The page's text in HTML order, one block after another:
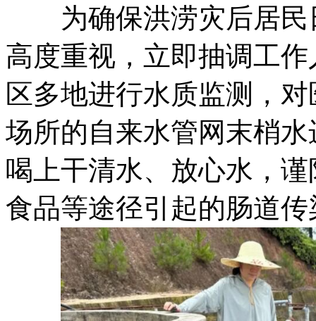
为确保洪涝灾后居民日
高度重视，立即抽调工
区多地进行水质监测，对医
场所的自来水管网末梢水
喝上干清水、放心水，
食品等途径引起的肠道传